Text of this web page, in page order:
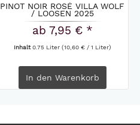
PINOT NOIR ROSÉ VILLA WOLF
/ LOOSEN 2025
ab 7,95 € *
Inhalt0.75 Liter (10,60 € / 1 Liter)
In den Warenkorb